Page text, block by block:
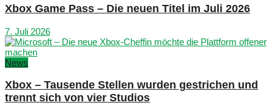
Xbox Game Pass – Die neuen Titel im Juli 2026
7. Juli 2026
News
Xbox – Tausende Stellen wurden gestrichen und
trennt sich von vier Studios